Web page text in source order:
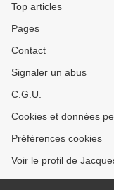
Top articles
Pages
Contact
Signaler un abus
C.G.U.
Cookies et données
Préférences cookies
Voir le profil de